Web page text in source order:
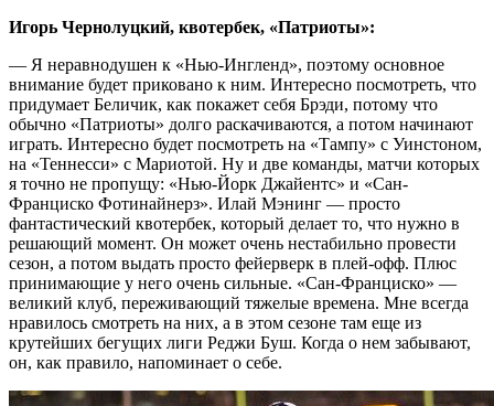
Игорь Чернолуцкий, квотербек, «Патриоты»:
— Я неравнодушен к «Нью-Ингленд», поэтому основное
внимание будет приковано к ним. Интересно посмотреть, что
придумает Беличик, как покажет себя Брэди, потому что
обычно «Патриоты» долго раскачиваются, а потом начинают
играть. Интересно будет посмотреть на «Тампу» с Уинстоном,
на «Теннесси» с Мариотой. Ну и две команды, матчи которых
я точно не пропущу: «Нью-Йорк Джайентс» и «Сан-
Франциско Фотинайнерз». Илай Мэнинг — просто
фантастический квотербек, который делает то, что нужно в
решающий момент. Он может очень нестабильно провести
сезон, а потом выдать просто фейерверк в плей-офф. Плюс
принимающие у него очень сильные. «Сан-Франциско» —
великий клуб, переживающий тяжелые времена. Мне всегда
нравилось смотреть на них, а в этом сезоне там еще из
крутейших бегущих лиги Реджи Буш. Когда о нем забывают,
он, как правило, напоминает о себе.